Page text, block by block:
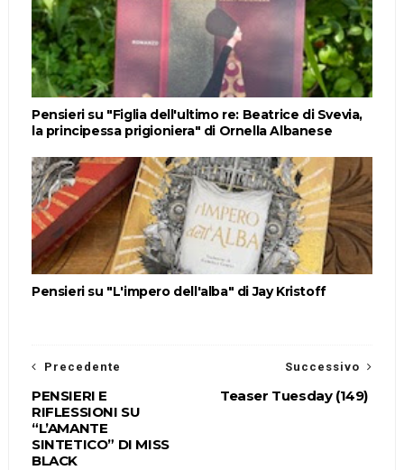
Pensieri su "Figlia dell'ultimo re: Beatrice di Svevia,
la principessa prigioniera" di Ornella Albanese
Pensieri su "L'impero dell'alba" di Jay Kristoff
Successivo
Teaser Tuesday (149)
Precedente
PENSIERI E
RIFLESSIONI SU
“L’AMANTE
SINTETICO” DI MISS
BLACK